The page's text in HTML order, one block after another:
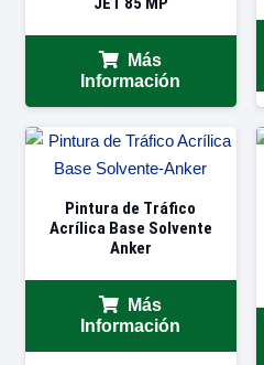
Más
Información
Pintura de Tráfico
Acrílica Base Solvente
Anker
Más
Información